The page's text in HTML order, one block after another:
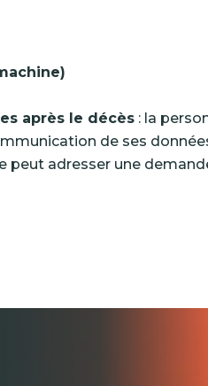
après le décès : la
de ses
peut adresser une